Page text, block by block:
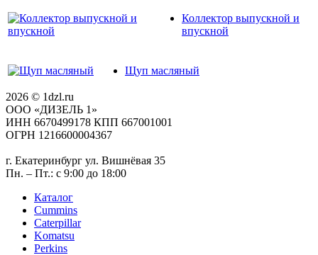
Коллектор выпускной и
впускной
Щуп масляный
2026 © 1dzl.ru
ООО «ДИЗЕЛЬ 1»
ИНН 6670499178 КПП 667001001
ОГРН 1216600004367
г. Екатеринбург ул. Вишнёвая 35
Пн. – Пт.: с 9:00 до 18:00
Каталог
Cummins
Caterpillar
Komatsu
Perkins